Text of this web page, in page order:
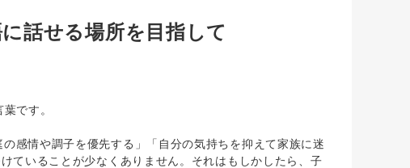
話せる場所を目指して
です。
感情や調子を優先する」「自分の気持ちを抑えて家族に迷
ていることが少なくありません。それはもしかしたら、子